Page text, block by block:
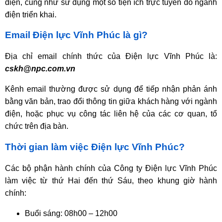
điện, cũng như sử dụng một số tiện ích trực tuyến do ngành
điện triển khai.
Email Điện lực Vĩnh Phúc là gì?
Địa chỉ email chính thức của Điện lực Vĩnh Phúc là:
cskh@npc.com.vn
Kênh email thường được sử dụng để tiếp nhận phản ánh
bằng văn bản, trao đổi thông tin giữa khách hàng với ngành
điện, hoặc phục vụ công tác liên hệ của các cơ quan, tổ
chức trên địa bàn.
Thời gian làm việc Điện lực Vĩnh Phúc?
Các bộ phận hành chính của Công ty Điện lực Vĩnh Phúc
làm việc từ thứ Hai đến thứ Sáu, theo khung giờ hành
chính:
Buổi sáng: 08h00 – 12h00